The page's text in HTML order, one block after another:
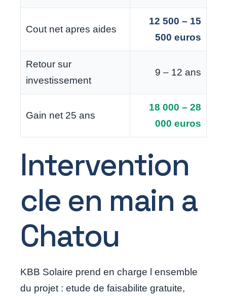
Cout net apres aides
12 500 – 15
500 euros
Retour sur
investissement
9 – 12 ans
Gain net 25 ans
18 000 – 28
000 euros
Intervention
cle en main a
Chatou
KBB Solaire prend en charge l ensemble
du projet : etude de faisabilite gratuite,